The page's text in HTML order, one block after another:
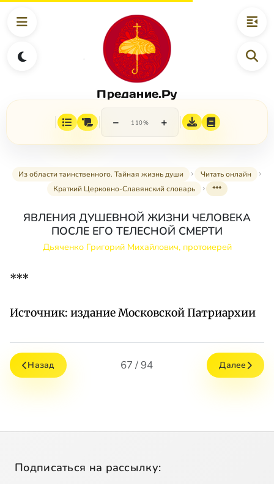
Предание.Ру
− 110% +
Из области таинственного. Тайная жизнь души
Читать онлайн
Краткий Церковно-Славянский словарь
***
ЯВЛЕНИЯ ДУШЕВНОЙ ЖИЗНИ ЧЕЛОВЕКА
ПОСЛЕ ЕГО ТЕЛЕСНОЙ СМЕРТИ
Дьяченко Григорий Михайлович, протоиерей
***
Источник: издание Московской Патриархии
Назад 67 / 94 Далее
Подписаться на рассылку: